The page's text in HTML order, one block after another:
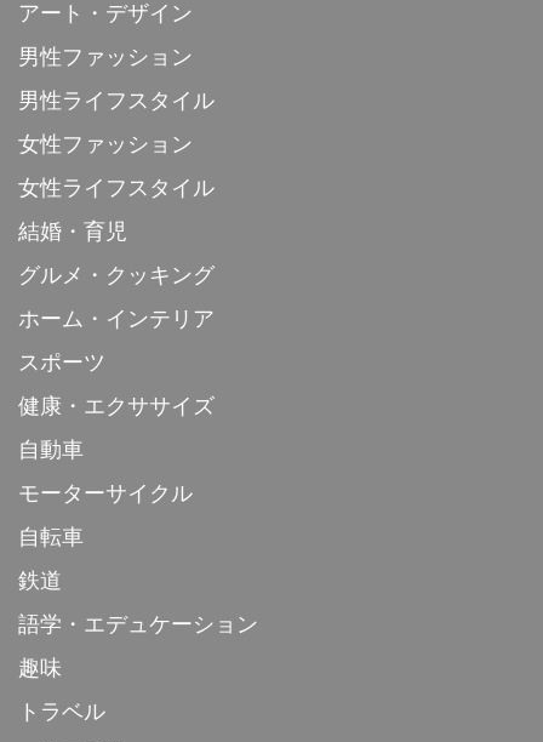
アート・デザイン
男性ファッション
男性ライフスタイル
女性ファッション
女性ライフスタイル
結婚・育児
グルメ・クッキング
ホーム・インテリア
スポーツ
健康・エクササイズ
自動車
モーターサイクル
自転車
鉄道
語学・エデュケーション
趣味
トラベル